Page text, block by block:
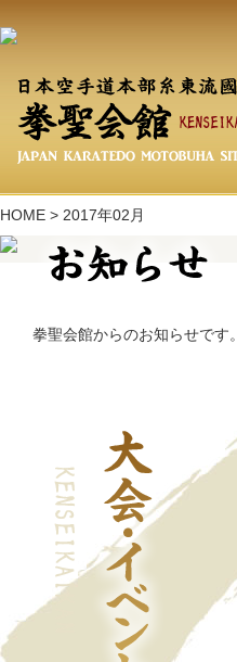
HOME > 2017年02月
拳聖会館からのお知らせです。